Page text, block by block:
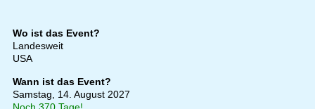
Wo ist das Event?
Landesweit
USA
Wann ist das Event?
Samstag, 14. August 2027